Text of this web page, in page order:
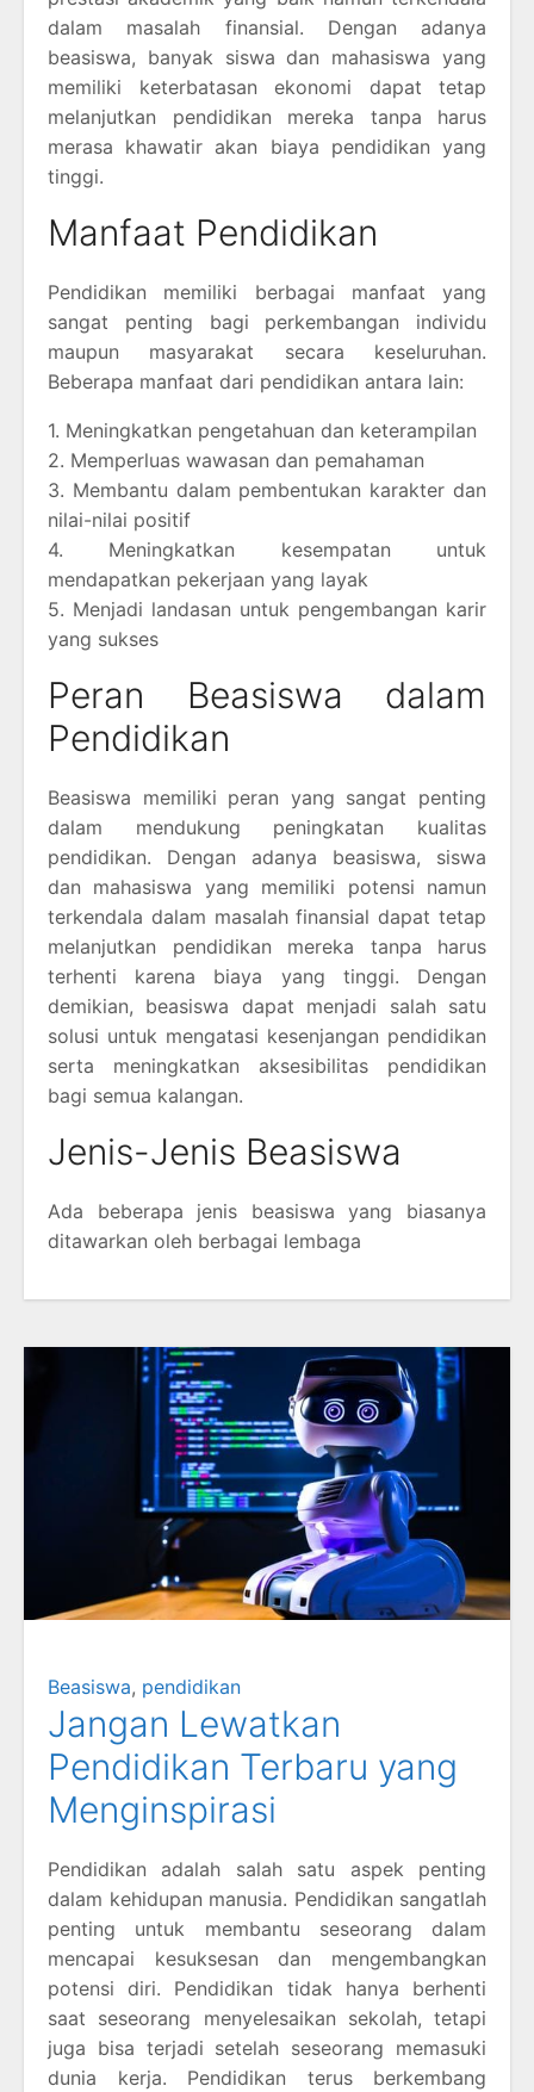
dalam masalah finansial. Dengan adanya
beasiswa, banyak siswa dan mahasiswa yang
memiliki keterbatasan ekonomi dapat tetap
melanjutkan pendidikan mereka tanpa harus
merasa khawatir akan biaya pendidikan yang
tinggi.
Manfaat Pendidikan
Pendidikan memiliki berbagai manfaat yang
sangat penting bagi perkembangan individu
maupun masyarakat secara keseluruhan.
Beberapa manfaat dari pendidikan antara lain:
1. Meningkatkan pengetahuan dan keterampilan
2. Memperluas wawasan dan pemahaman
3. Membantu dalam pembentukan karakter dan
nilai-nilai positif
4. Meningkatkan kesempatan untuk
mendapatkan pekerjaan yang layak
5. Menjadi landasan untuk pengembangan karir
yang sukses
Peran Beasiswa dalam
Pendidikan
Beasiswa memiliki peran yang sangat penting
dalam mendukung peningkatan kualitas
pendidikan. Dengan adanya beasiswa, siswa
dan mahasiswa yang memiliki potensi namun
terkendala dalam masalah finansial dapat tetap
melanjutkan pendidikan mereka tanpa harus
terhenti karena biaya yang tinggi. Dengan
demikian, beasiswa dapat menjadi salah satu
solusi untuk mengatasi kesenjangan pendidikan
serta meningkatkan aksesibilitas pendidikan
bagi semua kalangan.
Jenis-Jenis Beasiswa
Ada beberapa jenis beasiswa yang biasanya
ditawarkan oleh berbagai lembaga
Beasiswa, pendidikan
Jangan Lewatkan
Pendidikan Terbaru yang
Menginspirasi
Pendidikan adalah salah satu aspek penting
dalam kehidupan manusia. Pendidikan sangatlah
penting untuk membantu seseorang dalam
mencapai kesuksesan dan mengembangkan
potensi diri. Pendidikan tidak hanya berhenti
saat seseorang menyelesaikan sekolah, tetapi
juga bisa terjadi setelah seseorang memasuki
dunia kerja. Pendidikan terus berkembang